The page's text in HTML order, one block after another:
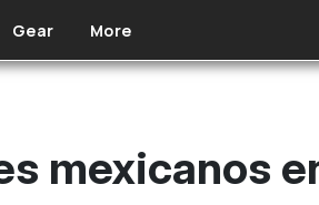
Gear More
mexicanos